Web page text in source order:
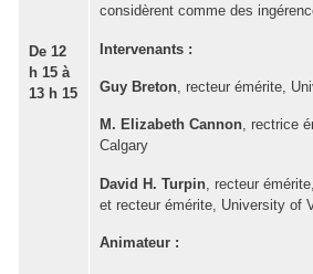
De 12
h 15 à
13 h 15
considèrent comme des
Intervenants :
Guy Breton , recteur émérite,
M. Elizabeth Cannon, rectrice
Calgary
David H. Turpin , recteur
et recteur émérite, University of
Animateur :